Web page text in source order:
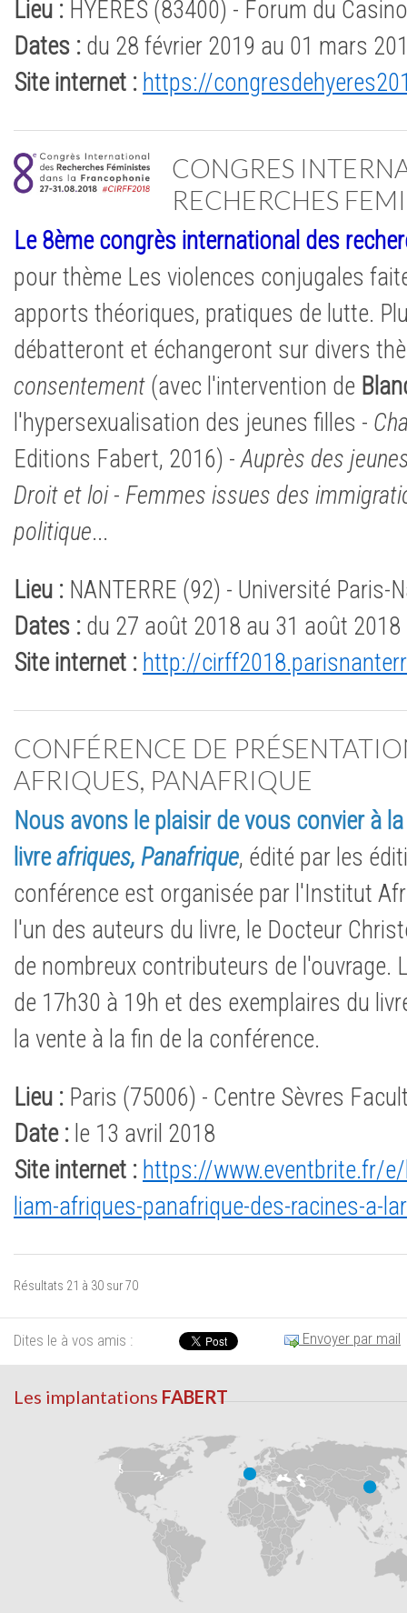
Lieu : HYERES (83400) - Forum du
Dates : du 28 février 2019 au 01 mars
Site internet : https://
CONGRES
RECHERCHES
Le 8ème congrès international des
pour thème Les violences conjugales
apports théoriques, pratiques de lutte.
débatteront et échangeront sur divers
consentement (avec l'intervention de
l'hypersexualisation des jeunes filles -
Editions Fabert, 2016) -Auprès des
Droit et loi - Femmes issues des
politique...
Lieu : NANTERRE (92) - Université Paris-
Dates : du 27 août 2018 au 31 août 2018
Site internet : http://
CONFÉRENCE DE
AFRIQUES, PANAFRIQUE
Nous avons le plaisir de vous convier à
livreafriques, Panafrique, édité par les
conférence est organisée par l'Institut
l'un des auteurs du livre, le Docteur
de nombreux contributeurs de l'ouvrage.
de 17h30 à 19h et des exemplaires du
la vente à la fin de la conférence.
Lieu : Paris (75006) - Centre Sèvres
Date : le 13 avril 2018
Site internet : https://www.eventbrite.fr/
liam-afriques-panafrique-des-racines-a-
Résultats 21 à 30 sur 70
Dites le à vos amis : Envoyer par mail
Les implantations FABERT